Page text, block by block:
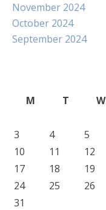
November 2024
October 2024
September 2024
M
T W
3
4 5
10
11 12
17
18 19
24
25 26
31